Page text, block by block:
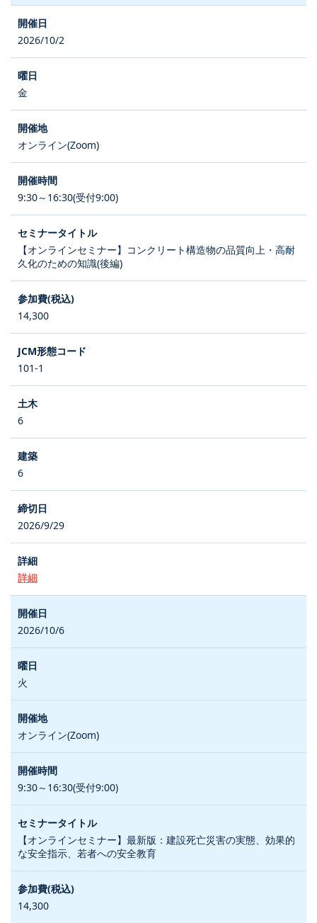
2026/10/2
金
オンライン(Zoom)
9:30～16:30(受付9:00)
【オンラインセミナー】コンクリート構造物の品質向上・高耐
久化のための知識(後編)
14,300
101-1
6
6
2026/9/29
詳細
2026/10/6
火
オンライン(Zoom)
9:30～16:30(受付9:00)
【オンラインセミナー】最新版：建設死亡災害の実態、効果的
な安全指示、若者への安全教育
14,300